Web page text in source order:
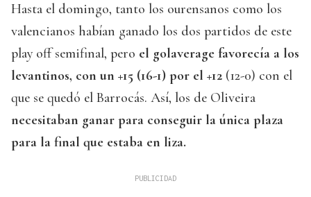
Hasta el domingo, tanto los ourensanos como los
valencianos habían ganado los dos partidos de este
play off semifinal, pero el golaverage favorecía a los
levantinos, con un +15 (16-1) por el +12 (12-0) con el
que se quedó el Barrocás. Así, los de Oliveira
necesitaban ganar para conseguir la única plaza
para la final que estaba en liza.